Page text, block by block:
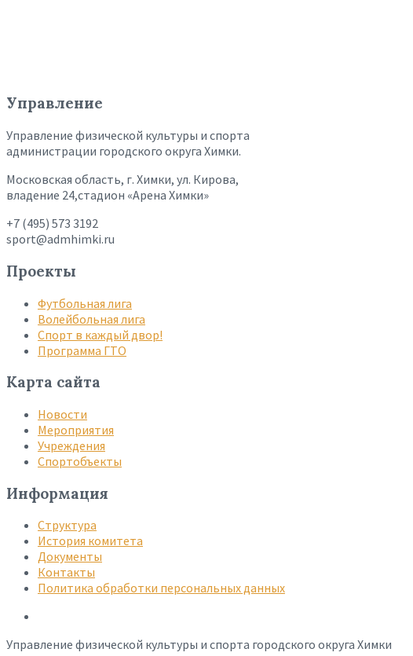
Управление
Управление физической культуры и спорта
администрации городского округа Химки.
Московская область, г. Химки, ул. Кирова,
владение 24,стадион «Арена Химки»
+7 (495) 573 3192
sport@admhimki.ru
Проекты
Футбольная лига
Волейбольная лига
Спорт в каждый двор!
Программа ГТО
Карта сайта
Новости
Мероприятия
Учреждения
Спортобъекты
Информация
Структура
История комитета
Документы
Контакты
Политика обработки персональных данных
Управление физической культуры и спорта городского округа Химки